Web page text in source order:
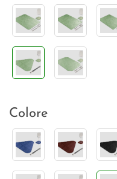
Colore